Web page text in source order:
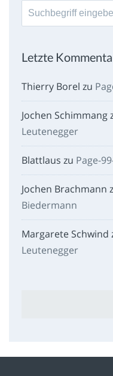
Suche
nach:
Letzte
Thierry Borel zu
Jochen Schimmang
Leutenegger
Blattlaus zu Page-
Jochen Brachmann
Biedermann
Margarete Schwind
Leutenegger